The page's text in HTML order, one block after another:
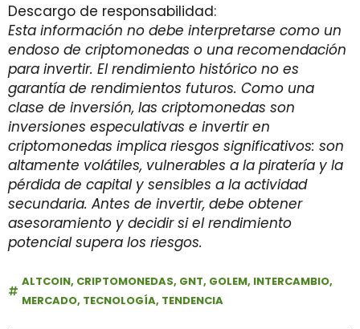
Descargo de responsabilidad:
Esta información no debe interpretarse como un
endoso de criptomonedas o una recomendación
para invertir. El rendimiento histórico no es
garantía de rendimientos futuros. Como una
clase de inversión, las criptomonedas son
inversiones especulativas e invertir en
criptomonedas implica riesgos significativos: son
altamente volátiles, vulnerables a la piratería y la
pérdida de capital y sensibles a la actividad
secundaria. Antes de invertir, debe obtener
asesoramiento y decidir si el rendimiento
potencial supera los riesgos.
ALTCOIN, CRIPTOMONEDAS, GNT, GOLEM, INTERCAMBIO,
MERCADO, TECNOLOGÍA, TENDENCIA